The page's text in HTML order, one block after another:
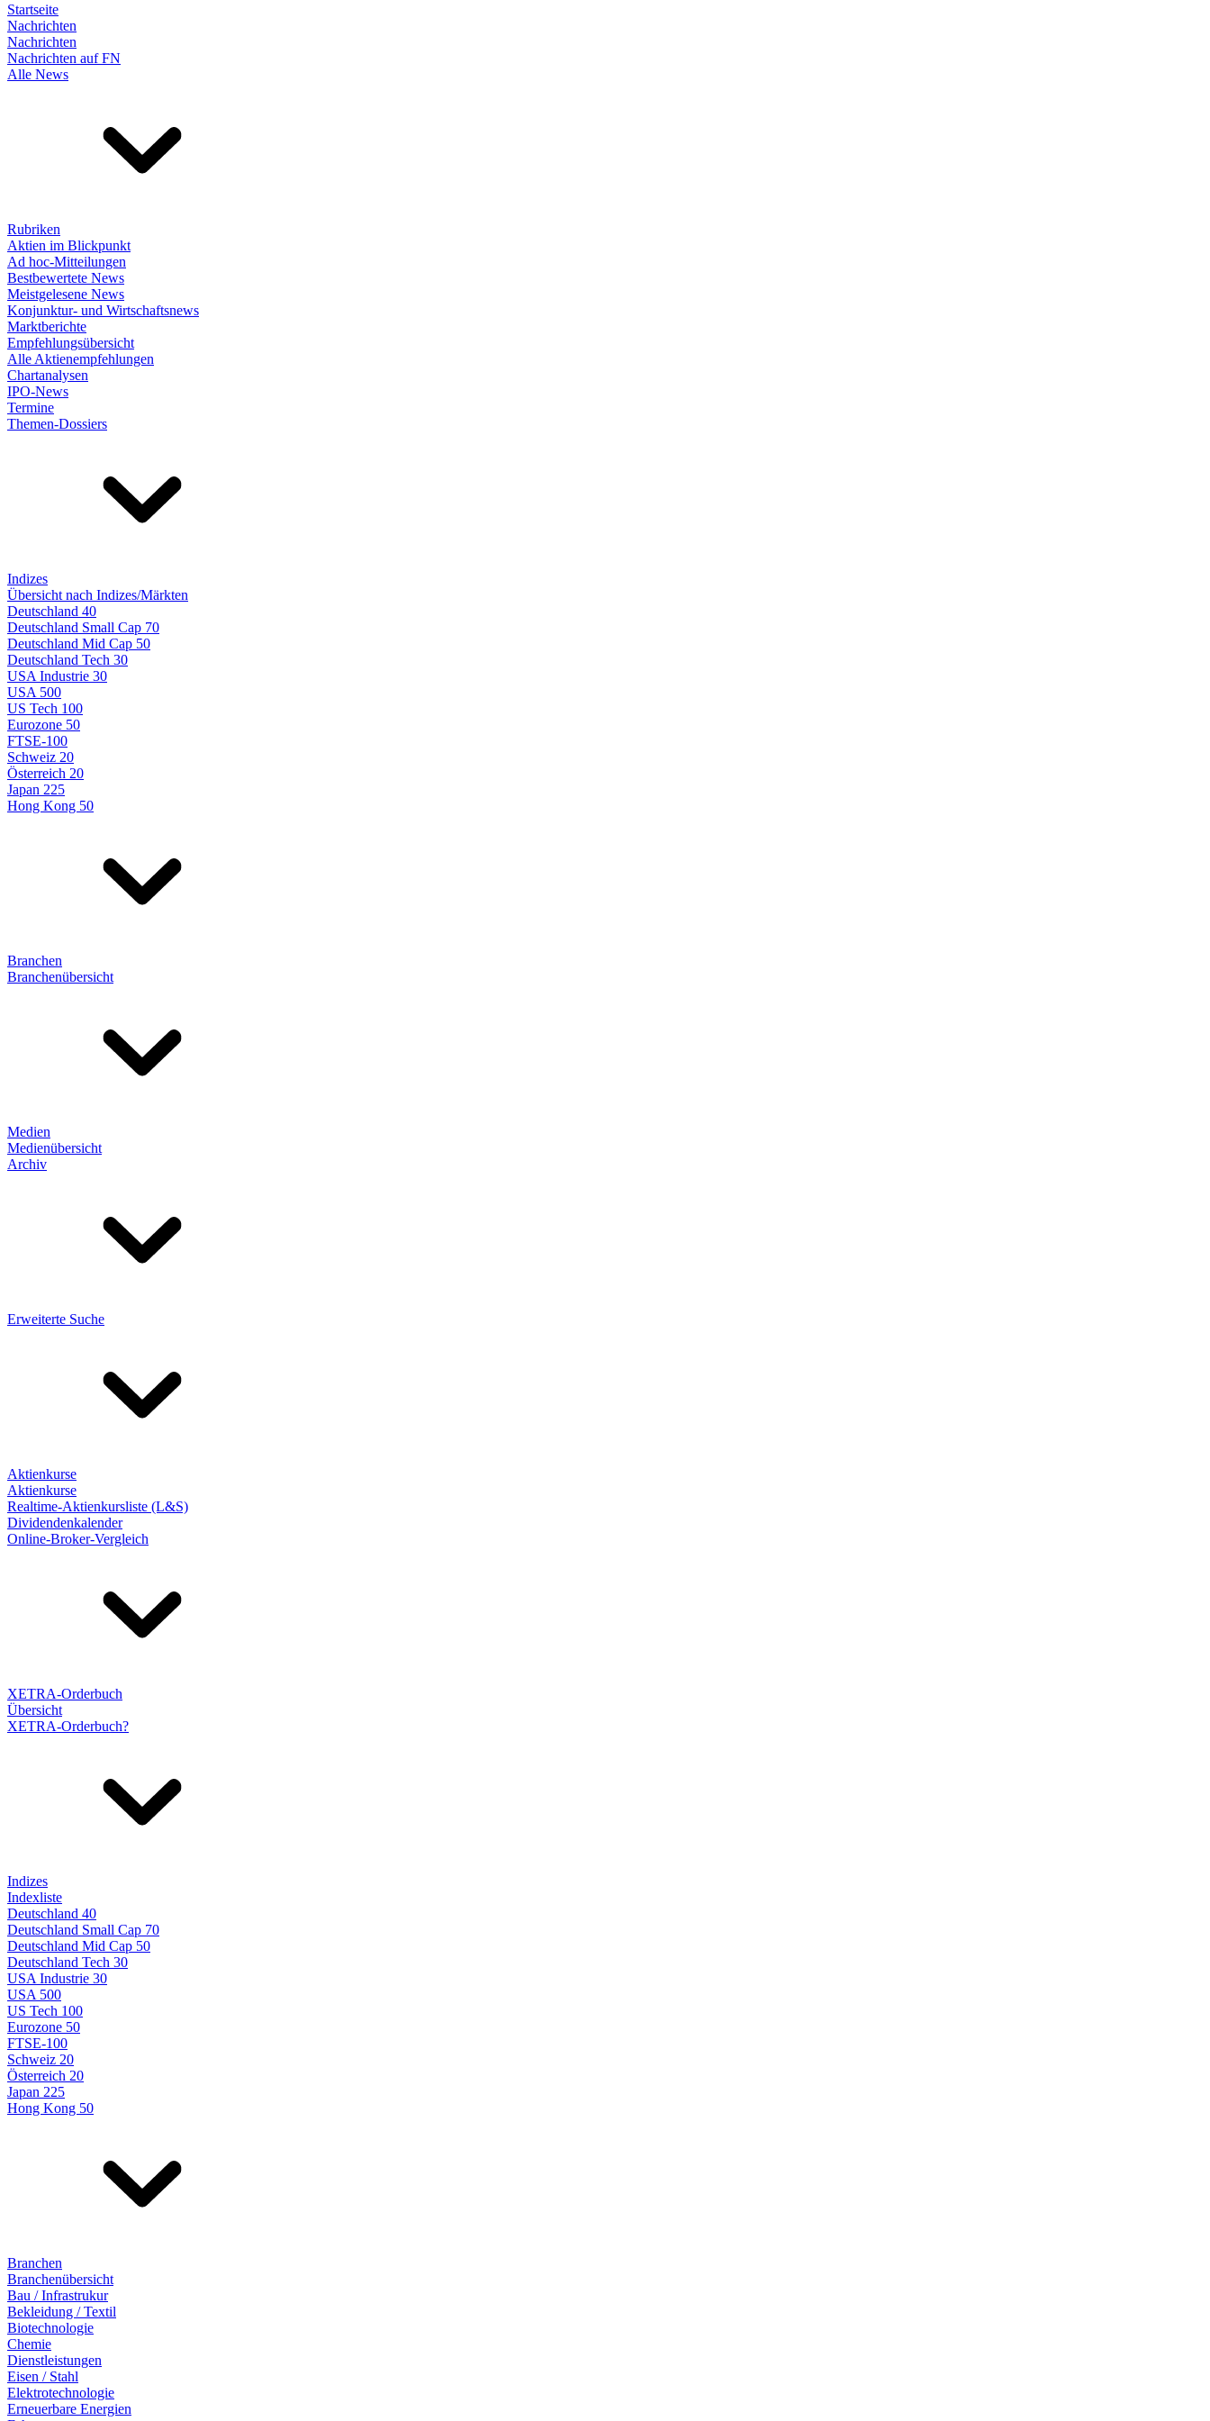
Startseite
Nachrichten
Nachrichten
Nachrichten auf FN
Alle News
Rubriken
Aktien im Blickpunkt
Ad hoc-Mitteilungen
Bestbewertete News
Meistgelesene News
Konjunktur- und Wirtschaftsnews
Marktberichte
Empfehlungsübersicht
Alle Aktienempfehlungen
Chartanalysen
IPO-News
Termine
Themen-Dossiers
Indizes
Übersicht nach Indizes/Märkten
Deutschland 40
Deutschland Small Cap 70
Deutschland Mid Cap 50
Deutschland Tech 30
USA Industrie 30
USA 500
US Tech 100
Eurozone 50
FTSE-100
Schweiz 20
Österreich 20
Japan 225
Hong Kong 50
Branchen
Branchenübersicht
Medien
Medienübersicht
Archiv
Erweiterte Suche
Aktienkurse
Aktienkurse
Realtime-Aktienkursliste (L&S)
Dividendenkalender
Online-Broker-Vergleich
XETRA-Orderbuch
Übersicht
XETRA-Orderbuch?
Indizes
Indexliste
Deutschland 40
Deutschland Small Cap 70
Deutschland Mid Cap 50
Deutschland Tech 30
USA Industrie 30
USA 500
US Tech 100
Eurozone 50
FTSE-100
Schweiz 20
Österreich 20
Japan 225
Hong Kong 50
Branchen
Branchenübersicht
Bau / Infrastrukur
Bekleidung / Textil
Biotechnologie
Chemie
Dienstleistungen
Eisen / Stahl
Elektrotechnologie
Erneuerbare Energien